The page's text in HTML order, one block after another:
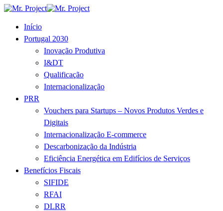
Início
Portugal 2030
Inovação Produtiva
I&DT
Qualificação
Internacionalização
PRR
Vouchers para Startups – Novos Produtos Verdes e
Digitais
Internacionalização E-commerce
Descarbonização da Indústria
Eficiência Energética em Edifícios de Serviços
Benefícios Fiscais
SIFIDE
RFAI
DLRR